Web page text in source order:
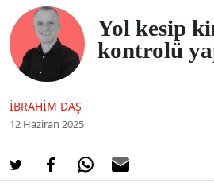
Yol kesip
kontrolü
İBRAHIM DAŞ
12 Haziran 2025